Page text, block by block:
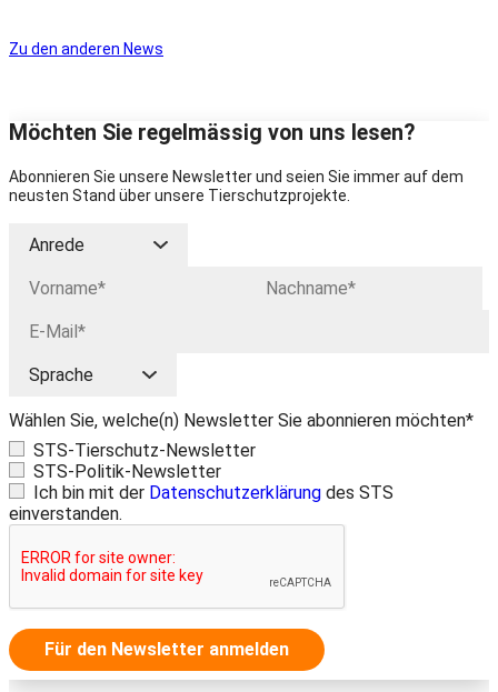
Zu den anderen News
Möchten Sie regelmässig von uns lesen?
Abonnieren Sie unsere Newsletter und seien Sie immer auf dem
neusten Stand über unsere Tierschutzprojekte.
Wählen Sie, welche(n) Newsletter Sie abonnieren möchten*
STS-Tierschutz-Newsletter
STS-Politik-Newsletter
Ich bin mit der Datenschutzerklärung des STS
einverstanden.
Für den Newsletter anmelden